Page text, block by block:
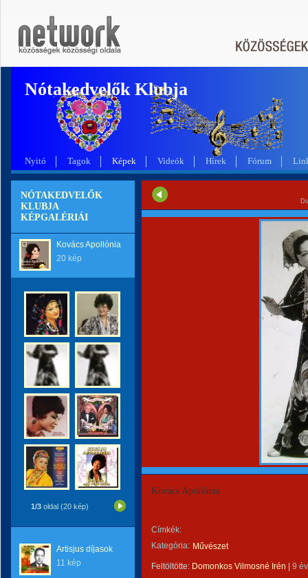
Nótakedvelők Klubja
Nyitó Tagok Képek Videók Hírek Fórum
NÓTAKEDVELŐK
KLUBJA
KÉPGALÉRIÁI
Kovács Apollónia
20 kép
1/3 oldal (20 kép)
Artisjus díjasok
11 kép
Kovács Apollónia
Címkék:
Kategória: Művészet
Feltöltötte: Domonkos Vilmosné Irén 9